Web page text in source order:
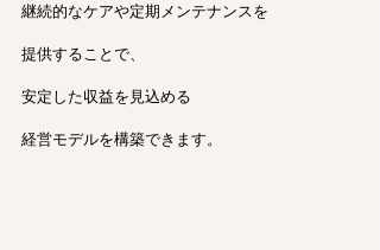
継続的なケアや定期メンテナンスを
提供することで、
安定した収益を見込める
経営モデルを構築できます。